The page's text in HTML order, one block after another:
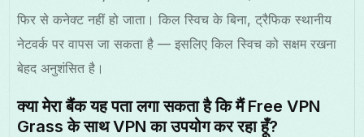
फिर से कनेक्ट नहीं हो जाता। किल स्विच के बिना, ट्रैफिक स्थानीय
नेटवर्क पर वापस जा सकता है — इसलिए किल स्विच को सक्षम रखना
बेहद अनुशंसित है।
क्या मेरा बैंक यह पता लगा सकता है कि मैं Free VPN
Grass के साथ VPN का उपयोग कर रहा हूँ?